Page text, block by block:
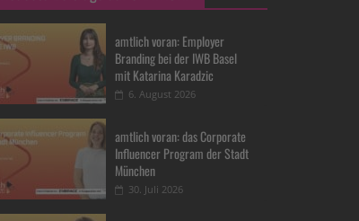
amtlich voran: Employer
Branding bei der IWB Basel
mit Katarina Karadzic
6. August 2026
amtlich voran: das Corporate
Influencer Program der Stadt
München
30. Juli 2026